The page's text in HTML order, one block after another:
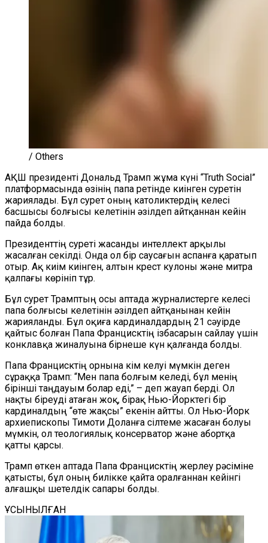
/ Others
АҚШ президенті Дональд Трамп жұма күні “Truth Social”
платформасында өзінің папа ретінде киінген суретін
жариялады. Бұл сурет оның католиктердің келесі
басшысы болғысы келетінін әзілдеп айтқаннан кейін
пайда болды.
Президенттің суреті жасанды интеллект арқылы
жасалған секілді. Онда ол бір саусағын аспанға қаратып
отыр. Ақ киім киінген, алтын крест кулоны және митра
қалпағы көрініп тұр.
Бұл сурет Трамптың осы аптада журналистерге келесі
папа болғысы келетінін әзілдеп айтқанынан кейін
жарияланды. Бұл оқиға кардиналдардың 21 сәуірде
қайтыс болған Папа Францисктің ізбасарын сайлау үшін
конклавқа жиналуына бірнеше күн қалғанда болды.
Папа Францисктің орнына кім келуі мүмкін деген
сұраққа Трамп: “Мен папа болғым келеді, бұл менің
бірінші таңдауым болар еді,” – деп жауап берді. Ол
нақты біреуді атаған жоқ, бірақ Нью-Йорктегі бір
кардиналдың “өте жақсы” екенін айтты. Ол Нью-Йорк
архиепископы Тимоти Доланға сілтеме жасаған болуы
мүмкін, ол теологиялық консерватор және абортқа
қатты қарсы.
Трамп өткен аптада Папа Францисктің жерлеу рәсіміне
қатысты, бұл оның билікке қайта оралғаннан кейінгі
алғашқы шетелдік сапары болды.
ҰСЫНЫЛҒАН